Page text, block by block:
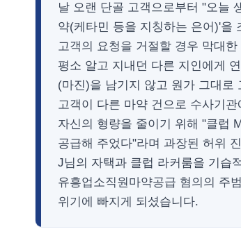
날 오랜 단골 고객으로부터 "오늘
약(케타민 등을 지칭하는 은어)'을
고객의 요청을 거절할 경우 막대
평소 알고 지내던 다른 지인에게
(마진)을 남기지 않고 원가 그대로
고객이 다른 마약 건으로 수사기
자신의 형량을 줄이기 위해 "클럽
공급해 주었다"라며 과장된 허위
J님의 자택과 클럽 라커룸을 기습
유흥업소직원마약공급 혐의의 주
위기에 빠지게 되셨습니다.